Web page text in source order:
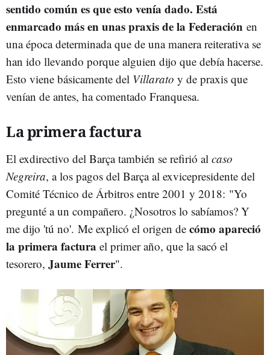
sentido común es que esto venía dado. Está
enmarcado más en unas praxis de la Federación en
una época determinada que de una manera reiterativa se
han ido llevando porque alguien dijo que debía hacerse.
Esto viene básicamente del Villarato y de praxis que
venían de antes, ha comentado Franquesa.
La primera factura
El exdirectivo del Barça también se refirió al caso
Negreira, a los pagos del Barça al exvicepresidente del
Comité Técnico de Árbitros entre 2001 y 2018: "Yo
pregunté a un compañero. ¿Nosotros lo sabíamos? Y
me dijo 'tú no'. Me explicó el origen de cómo apareció
la primera factura el primer año, que la sacó el
tesorero, Jaume Ferrer".